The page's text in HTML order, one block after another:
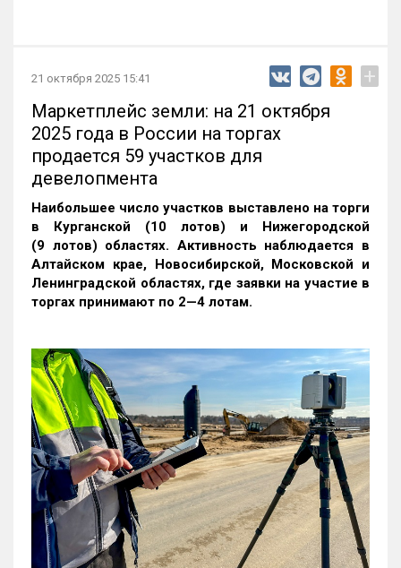
21 октября 2025 15:41 +
Маркетплейс земли: на 21 октября
2025 года в России на торгах
продается 59 участков для
девелопмента
Наибольшее число участков выставлено на торги
в Курганской (10 лотов) и Нижегородской
(9 лотов) областях. Активность наблюдается в
Алтайском крае, Новосибирской, Московской и
Ленинградской областях, где заявки на участие в
торгах принимают по 2—4 лотам.